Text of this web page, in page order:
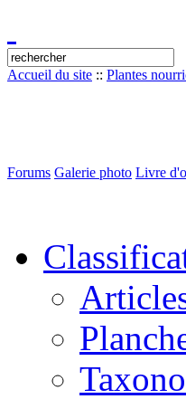
Accueil du site :: Plantes
Forums Galerie photo Livre